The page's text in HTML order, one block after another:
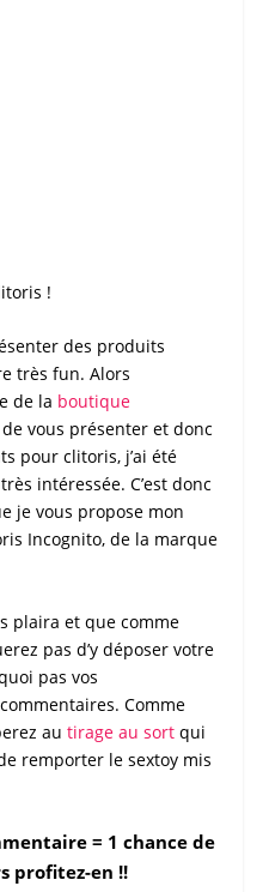
!
des produits
très fun. Alors
de la boutique
de vous présenter et donc
pour clitoris, j’ai été
intéressée. C’est donc
je vous propose mon
Incognito, de la marque
plaira et que comme
pas d’y déposer votre
pas vos
Comme
au tirage au sortqui
remporter le sextoymis
= 1 chance de
profitez-en !!